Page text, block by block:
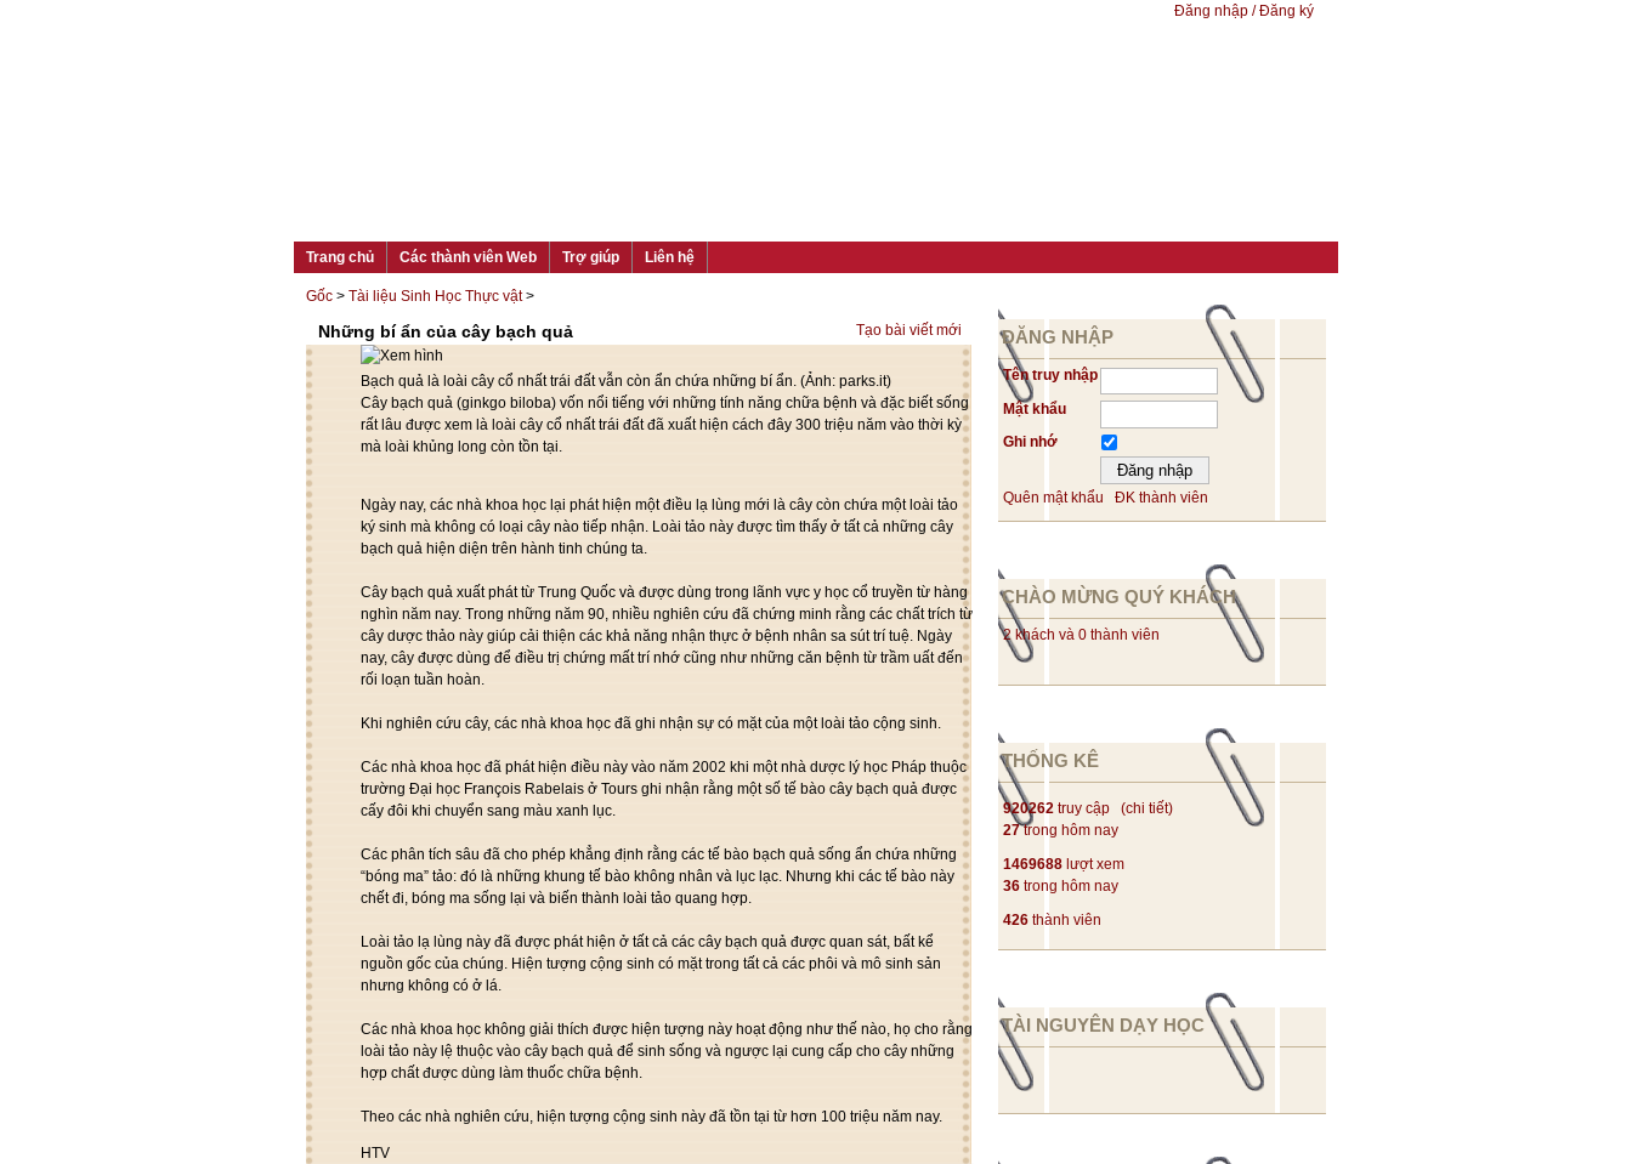
Đăng nhập / Đăng ký
Trang chủ Các thành viên Web Trợ giúp Liên hệ
ĐĂNG NHẬP
Tên truy nhập
Mật khẩu
Ghi nhớ
Quên mật khẩu ĐK thành viên
CHÀO MỪNG QUÝ KHÁCH
2 khách và 0 thành viên
THỐNG KÊ
920262 truy cập (chi tiết)
27trong hôm nay
1469688 lượt xem
36 trong hôm nay
426 thành viên
TÀI NGUYÊN DẠY HỌC
Gốc > Tài liệu Sinh Học Thực vật>
Tạo bài viết mới
Những bí ẩn của cây bạch quả
Bạch quả là loài cây cổ nhất trái đất vẫn còn ẩn chứa những bí ẩn. (Ảnh: parks.it)
Cây bạch quả (ginkgo biloba) vốn nổi tiếng với những tính năng chữa bệnh và đặc biết sống
rất lâu được xem là loài cây cổ nhất trái đất đã xuất hiện cách đây 300 triệu năm vào thời kỳ
mà loài khủng long còn tồn tại.
Ngày nay, các nhà khoa học lại phát hiện một điều lạ lùng mới là cây còn chứa một loài tảo
ký sinh mà không có loại cây nào tiếp nhận. Loài tảo này được tìm thấy ở tất cả những cây
bạch quả hiện diện trên hành tinh chúng ta.
Cây bạch quả xuất phát từ Trung Quốc và được dùng trong lãnh vực y học cổ truyền từ hàng
nghìn năm nay. Trong những năm 90, nhiều nghiên cứu đã chứng minh rằng các chất trích từ
cây dược thảo này giúp cải thiện các khả năng nhận thực ở bệnh nhân sa sút trí tuệ. Ngày
nay, cây được dùng để điều trị chứng mất trí nhớ cũng như những căn bệnh từ trầm uất đến
rối loạn tuần hoàn.
Khi nghiên cứu cây, các nhà khoa học đã ghi nhận sự có mặt của một loài tảo cộng sinh.
Các nhà khoa học đã phát hiện điều này vào năm 2002 khi một nhà dược lý học Pháp thuộc
trường Đại học François Rabelais ở Tours ghi nhận rằng một số tế bào cây bạch quả được
cấy đôi khi chuyển sang màu xanh lục.
Các phân tích sâu đã cho phép khẳng định rằng các tế bào bạch quả sống ẩn chứa những
“bóng ma” tảo: đó là những khung tế bào không nhân và lục lạc. Nhưng khi các tế bào này
chết đi, bóng ma sống lại và biến thành loài tảo quang hợp.
Loài tảo lạ lùng này đã được phát hiện ở tất cả các cây bạch quả được quan sát, bất kể
nguồn gốc của chúng. Hiện tượng cộng sinh có mặt trong tất cả các phôi và mô sinh sản
nhưng không có ở lá.
Các nhà khoa học không giải thích được hiện tượng này hoạt động như thế nào, họ cho rằng
loài tảo này lệ thuộc vào cây bạch quả để sinh sống và ngược lại cung cấp cho cây những
hợp chất được dùng làm thuốc chữa bệnh.
Theo các nhà nghiên cứu, hiện tượng cộng sinh này đã tồn tại từ hơn 100 triệu năm nay.
HTV